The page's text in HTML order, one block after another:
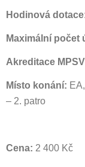
Hodinová
Maximální počet
Akreditace
Místo konání:
– 2. patro
Cena: 2 400 Kč